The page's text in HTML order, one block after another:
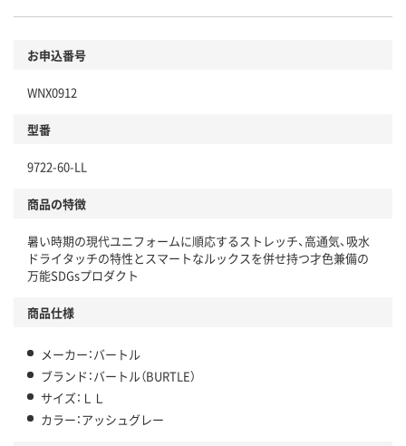
お申込番号
WNX0912
型番
9722-60-LL
商品の特徴
暑い時期の現代ユニフォームに順応するストレッチ、高通気、吸水
ドライタッチの特性とスマートなルックスを併せ持つ才色兼備の
万能SDGsプロダクト
商品仕様
メーカー：バートル
ブランド：バートル（BURTLE）
サイズ：ＬＬ
カラー：アッシュグレー